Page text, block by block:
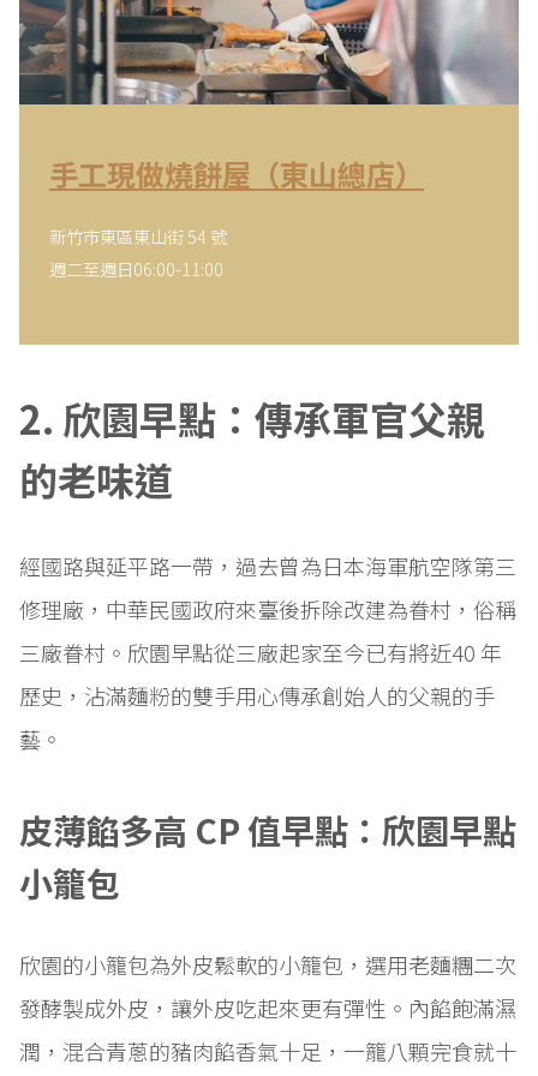
手工現做燒餅屋（東山總店）
新竹市東區東山街 54 號
週二至週日06:00-11:00
2. 欣園早點：傳承軍官父親
的老味道
經國路與延平路一帶，過去曾為日本海軍航空隊第三
修理廠，中華民國政府來臺後拆除改建為眷村，俗稱
三廠眷村。欣園早點從三廠起家至今已有將近40 年
歷史，沾滿麵粉的雙手用心傳承創始人的父親的手
藝。
皮薄餡多高 CP 值早點：欣園早點
小籠包
欣園的小籠包為外皮鬆軟的小籠包，選用老麵糰二次
發酵製成外皮，讓外皮吃起來更有彈性。內餡飽滿濕
潤，混合青蔥的豬肉餡香氣十足，一籠八顆完食就十